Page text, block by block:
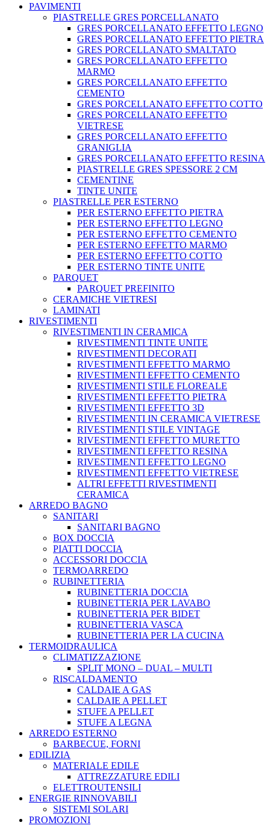
PAVIMENTI
PIASTRELLE GRES PORCELLANATO
GRES PORCELLANATO EFFETTO LEGNO
GRES PORCELLANATO EFFETTO PIETRA
GRES PORCELLANATO SMALTATO
GRES PORCELLANATO EFFETTO
MARMO
GRES PORCELLANATO EFFETTO
CEMENTO
GRES PORCELLANATO EFFETTO COTTO
GRES PORCELLANATO EFFETTO
VIETRESE
GRES PORCELLANATO EFFETTO
GRANIGLIA
GRES PORCELLANATO EFFETTO RESINA
PIASTRELLE GRES SPESSORE 2 CM
CEMENTINE
TINTE UNITE
PIASTRELLE PER ESTERNO
PER ESTERNO EFFETTO PIETRA
PER ESTERNO EFFETTO LEGNO
PER ESTERNO EFFETTO CEMENTO
PER ESTERNO EFFETTO MARMO
PER ESTERNO EFFETTO COTTO
PER ESTERNO TINTE UNITE
PARQUET
PARQUET PREFINITO
CERAMICHE VIETRESI
LAMINATI
RIVESTIMENTI
RIVESTIMENTI IN CERAMICA
RIVESTIMENTI TINTE UNITE
RIVESTIMENTI DECORATI
RIVESTIMENTI EFFETTO MARMO
RIVESTIMENTI EFFETTO CEMENTO
RIVESTIMENTI STILE FLOREALE
RIVESTIMENTI EFFETTO PIETRA
RIVESTIMENTI EFFETTO 3D
RIVESTIMENTI IN CERAMICA VIETRESE
RIVESTIMENTI STILE VINTAGE
RIVESTIMENTI EFFETTO MURETTO
RIVESTIMENTI EFFETTO RESINA
RIVESTIMENTI EFFETTO LEGNO
RIVESTIMENTI EFFETTO VIETRESE
ALTRI EFFETTI RIVESTIMENTI
CERAMICA
ARREDO BAGNO
SANITARI
SANITARI BAGNO
BOX DOCCIA
PIATTI DOCCIA
ACCESSORI DOCCIA
TERMOARREDO
RUBINETTERIA
RUBINETTERIA DOCCIA
RUBINETTERIA PER LAVABO
RUBINETTERIA PER BIDET
RUBINETTERIA VASCA
RUBINETTERIA PER LA CUCINA
TERMOIDRAULICA
CLIMATIZZAZIONE
SPLIT MONO – DUAL – MULTI
RISCALDAMENTO
CALDAIE A GAS
CALDAIE A PELLET
STUFE A PELLET
STUFE A LEGNA
ARREDO ESTERNO
BARBECUE, FORNI
EDILIZIA
MATERIALE EDILE
ATTREZZATURE EDILI
ELETTROUTENSILI
ENERGIE RINNOVABILI
SISTEMI SOLARI
PROMOZIONI